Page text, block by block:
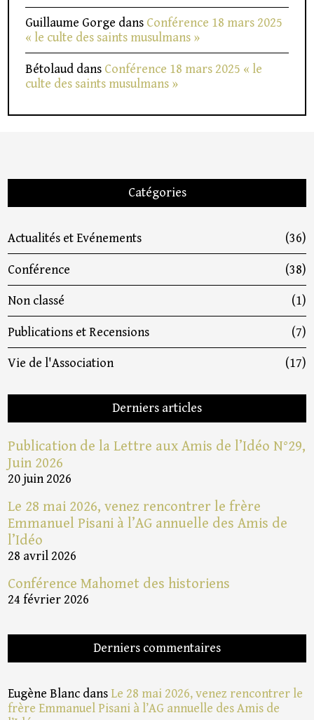
Guillaume Gorge dans Conférence 18 mars 2025
« le culte des saints musulmans »
Bétolauddans Conférence 18 mars 2025 « le
culte des saints musulmans »
Catégories
Actualités et Evénements (36)
Conférence (38)
Non classé (1)
Publications et Recensions (7)
Vie de l'Association (17)
Derniers articles
Publication de la Lettre aux Amis de l’Idéo N°29,
Juin 2026
20 juin 2026
Le 28 mai 2026, venez rencontrer le frère
Emmanuel Pisani à l’AG annuelle des Amis de
l’Idéo
28 avril 2026
Conférence Mahomet des historiens
24 février 2026
Derniers commentaires
Eugène Blanc dans Le 28 mai 2026, venez rencontrer le
frère Emmanuel Pisani à l’AG annuelle des Amis de